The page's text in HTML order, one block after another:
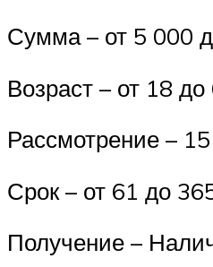
Сумма – от 5 000
Возраст – от 18 до
Рассмотрение –
Срок – от 61 до
Получение –